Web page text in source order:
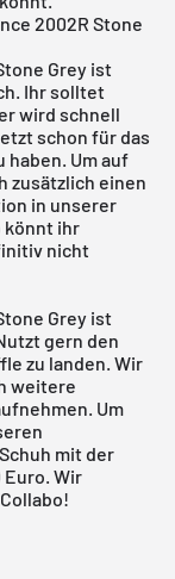
2002R Stone
Grey ist
Ihr solltet
wird schnell
schon für das
haben. Um auf
zusätzlich einen
in unserer
könnt ihr
nicht
Grey ist
gern den
zu landen. Wir
weitere
Um
mit der
Euro. Wir